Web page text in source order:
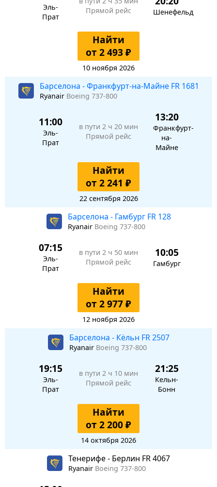
Эль-
Прат
Прямой рейс
Шенефельд
Найти
от 2 493 ₽
10 ноября 2026
Барселона - Франкфурт-на-Майне FR 1681
Ryanair Boeing 737-800
11:00
Эль-
Прат
в пути 2 ч 20 мин
Прямой рейс
13:20
Франкфурт-
на-
Майне
Найти
от 2 241 ₽
22 сентября 2026
Барселона - Гамбург FR 128
Ryanair Boeing 737-800
07:15
Эль-
Прат
в пути 2 ч 50 мин
Прямой рейс
10:05
Гамбург
Найти
от 2 977 ₽
12 ноября 2026
Барселона - Кёльн FR 2507
Ryanair Boeing 737-800
19:15
Эль-
Прат
в пути 2 ч 10 мин
Прямой рейс
21:25
Кельн-
Бонн
Найти
от 2 200 ₽
14 октября 2026
Тенерифе - Берлин FR 4067
Ryanair Boeing 737-800